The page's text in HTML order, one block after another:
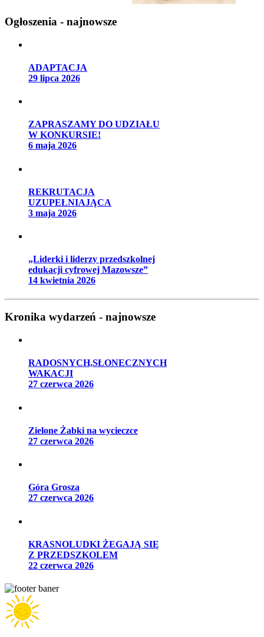
Ogłoszenia - najnowsze
ADAPTACJA
29 lipca 2026
ZAPRASZAMY DO UDZIAŁU
W KONKURSIE!
6 maja 2026
REKRUTACJA
UZUPEŁNIAJĄCA
3 maja 2026
„Liderki i liderzy przedszkolnej
edukacji cyfrowej Mazowsze”
14 kwietnia 2026
Kronika wydarzeń - najnowsze
RADOSNYCH,SŁONECZNYCH
WAKACJI
27 czerwca 2026
Zielone Żabki na wycieczce
27 czerwca 2026
Góra Grosza
27 czerwca 2026
KRASNOLUDKI ŻEGAJĄ SIĘ
Z PRZEDSZKOLEM
22 czerwca 2026